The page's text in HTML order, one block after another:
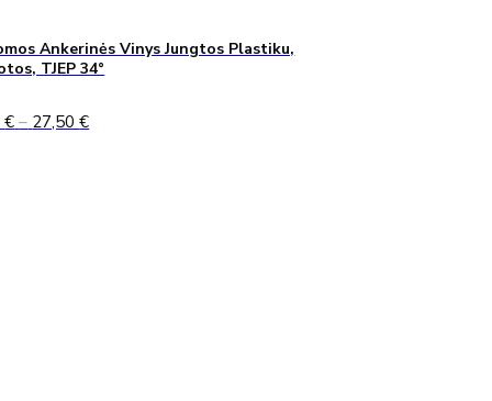
Ankerinės Vinys Jungtos Plastiku,
TJEP 34°
€ – 27,50€Price